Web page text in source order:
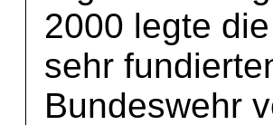
2000 legte
sehr
Bundeswehr